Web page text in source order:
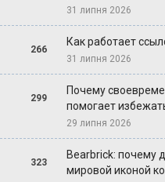
31 липня 2026
266
Как работает
31 липня 2026
299
Почему
помогает
29 липня 2026
323
Bearbrick: почему
мировой иконой